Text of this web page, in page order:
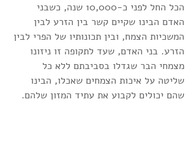
הכל החל לפני כ-10,000 שנה, כשבני
האדם הבינו שקיים קשר בין הזרע לבין
המשכיות הצמח, ובין תכונותיו של הפרי לבין
הזרע. בני האדם, שעד לתקופה זו ניזונו
מצמחי הבר שגדלו בסביבתם ללא כל
שליטה על איכות הצמחים שאכלו, הבינו
שהם יכולים לקבוע את עתיד המזון שלהם.